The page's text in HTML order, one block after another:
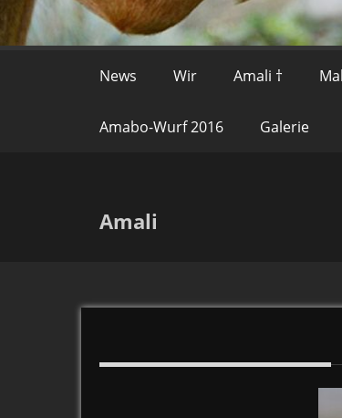
News Wir Amali †
Amabo-Wurf 2016 Galerie
Amali